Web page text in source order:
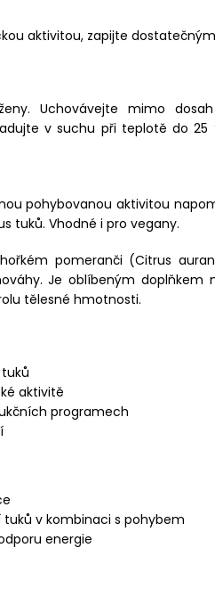
aktivitou, zapijte
Uchovávejte mimo
v suchu při teplotě do
pohybovanou aktivitou
tuků. Vhodné i pro vegany.
pomeranči (Citrus
Je oblíbeným
tělesné hmotnosti.
aktivitě
programech
v kombinaci s pohybem
energie